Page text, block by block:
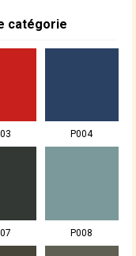
catégorie
P004
P008